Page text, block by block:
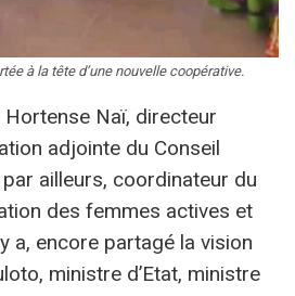
à la tête d’une nouvelle coopérative.
Naï, directeur
adjointe du Conseil
ailleurs, coordinateur du
des femmes actives et
a, encore partagé la vision
ministre d’Etat, ministre